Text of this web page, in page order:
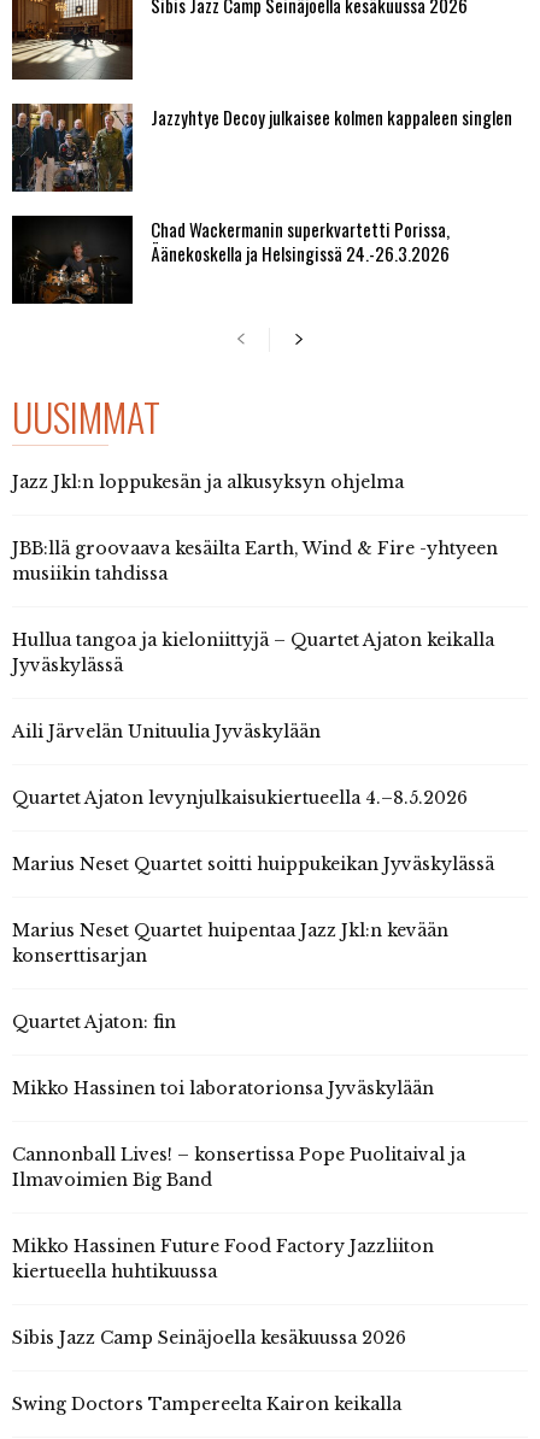
Jazzyhtye Decoy julkaisee kolmen kappaleen singlen
Chad Wackermanin superkvartetti Porissa,
Äänekoskella ja Helsingissä 24.-26.3.2026
UUSIMMAT
Jazz Jkl:n loppukesän ja alkusyksyn ohjelma
JBB:llä groovaava kesäilta Earth, Wind & Fire -yhtyeen
musiikin tahdissa
Hullua tangoa ja kieloniittyjä – Quartet Ajaton keikalla
Jyväskylässä
Aili Järvelän Unituulia Jyväskylään
Quartet Ajaton levynjulkaisukiertueella 4.–8.5.2026
Marius Neset Quartet soitti huippukeikan Jyväskylässä
Marius Neset Quartet huipentaa Jazz Jkl:n kevään
konserttisarjan
Quartet Ajaton: fin
Mikko Hassinen toi laboratorionsa Jyväskylään
Cannonball Lives! – konsertissa Pope Puolitaival ja
Ilmavoimien Big Band
Mikko Hassinen Future Food Factory Jazzliiton
kiertueella huhtikuussa
Sibis Jazz Camp Seinäjoella kesäkuussa 2026
Swing Doctors Tampereelta Kairon keikalla